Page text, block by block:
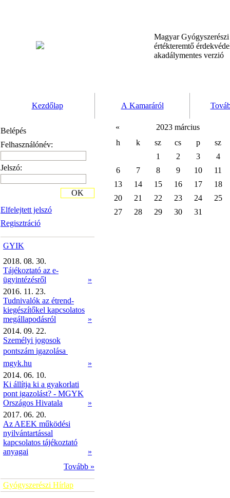
Magyar
értékteremtő
akadálymentes verzió
Kezdőlap A Kamaráról
Belépés
Felhasználónév:
Jelszó:
Elfelejtett jelszó
Regisztráció
OK
GYIK
2018. 08. 30.
Tájékoztató az e-
ügyintézésről
»
2016. 11. 23.
Tudnivalók az étrend-
kiegészítőkel kapcsolatos
megállapodásról
»
2014. 09. 22.
Személyi jogosok
pontszám igazolása 
mgyk.hu
»
2014. 06. 10.
Ki állítja ki a gyakorlati
pont igazolást? - MGYK
Országos Hivatala
»
2017. 06. 20.
Az AEEK működési
nyilvántartással
kapcsolatos tájékoztató
anyagai
»
Tovább »
Gyógyszerészi Hírlap
«
2023 március
h
k sz cs p
sz
1
2 3
4
6
7 8 9 10
11
13
14 15 16 17
18
20
21 22 23 24
25
27
28 29 30 31